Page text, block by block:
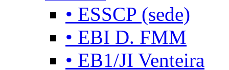
• ESSCP (sede)
• EBI D. FMM
• EB1/JI Venteira